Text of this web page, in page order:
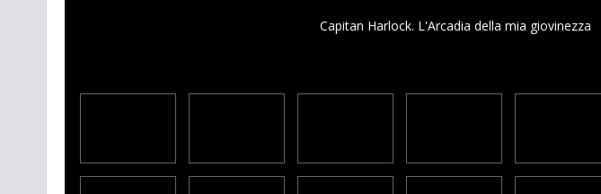
Capitan Harlock. L'Arcadia della mia giovinezza